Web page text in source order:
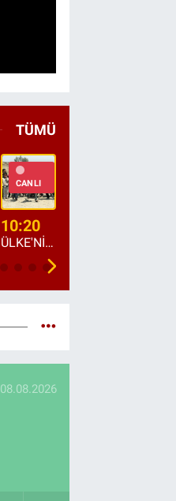
TÜMÜ
CANLI
10:20
ÜLKE'NİN ÇOCUKLARI
08.08.2026